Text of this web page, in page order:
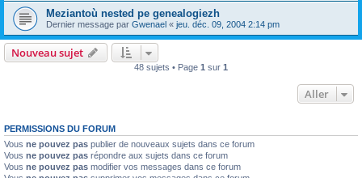
Meziantoù nested pe genealogiezh
Dernier message par Gwenael « jeu. déc. 09, 2004 2:14 pm
Nouveau sujet
48 sujets • Page 1 sur 1
Aller
PERMISSIONS DU FORUM
Vous ne pouvez pas publier de nouveaux sujets dans ce forum
Vous ne pouvez pas répondre aux sujets dans ce forum
Vous ne pouvez pas modifier vos messages dans ce forum